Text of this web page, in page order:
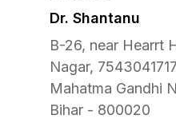
Dr. Shantanu
B-26, near Hearrt
Nagar, 7543041717
Mahatma Gandhi
Bihar - 800020